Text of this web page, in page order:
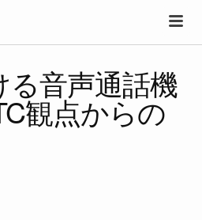
る音声通話機
観点からの